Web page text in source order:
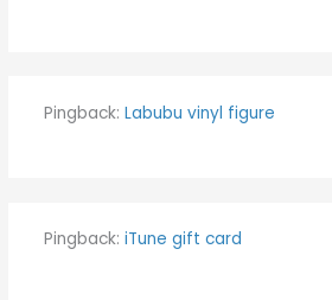
Pingback: Labubu vinyl figure
Pingback: iTune gift card